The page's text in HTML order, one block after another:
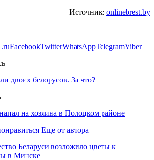
Источник: onlinebrest.by
FacebookTwitterWhatsAppTelegramViber
двоих белорусов. За что?
на хозяина в Полоцком районе
Еще от автора
Беларуси возложило цветы к
в Минске